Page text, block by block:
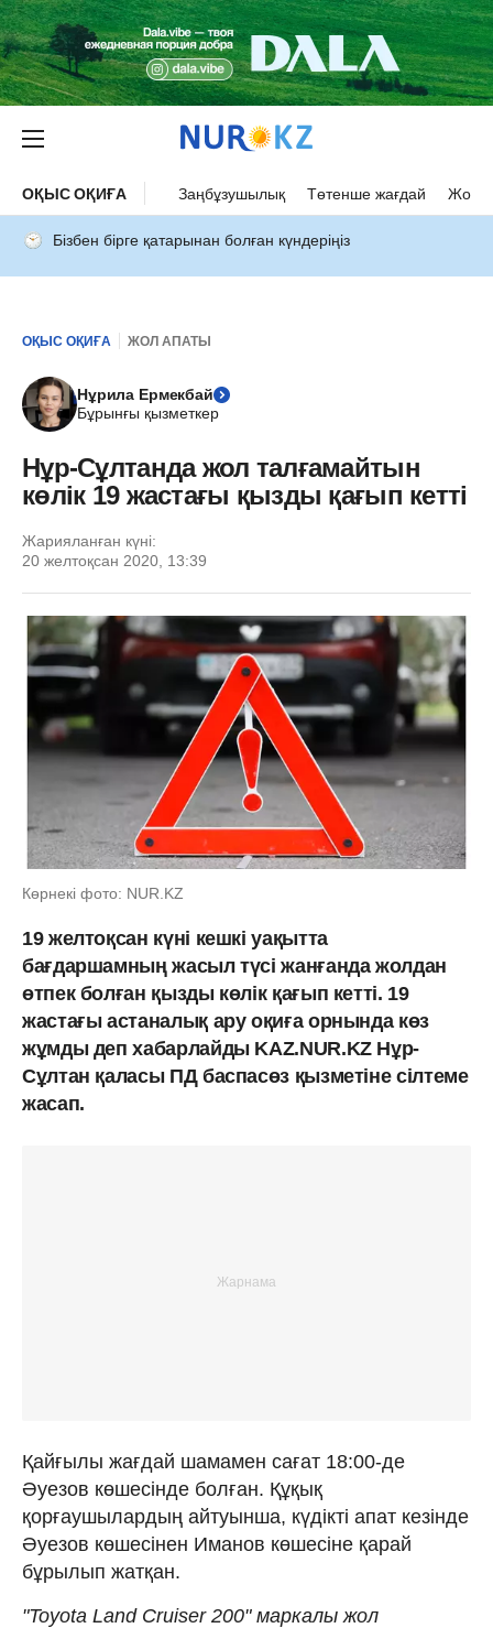
ОҚЫС ОҚИҒА Заңбұзушылық Төтенше жағдай Жол
Бізбен бірге қатарынан болған күндеріңіз
ОҚЫС ОҚИҒА ЖОЛ АПАТЫ
Нұрила Ермекбай
Бұрынғы қызметкер
Нұр-Сұлтанда жол талғамайтын
көлік 19 жастағы қызды қағып кетті
Жарияланған күні:
20 желтоқсан 2020, 13:39
Көрнекі фото: NUR.KZ
19 желтоқсан күні кешкі уақытта
бағдаршамның жасыл түсі жанғанда жолдан
өтпек болған қызды көлік қағып кетті. 19
жастағы астаналық ару оқиға орнында көз
жұмды деп хабарлайды KAZ.NUR.KZ Нұр-
Сұлтан қаласы ПД баспасөз қызметіне сілтеме
жасап.
Қайғылы жағдай шамамен сағат 18:00-де
Әуезов көшесінде болған. Құқық
қорғаушылардың айтуынша, күдікті апат кезінде
Әуезов көшесінен Иманов көшесіне қарай
бұрылып жатқан.
"Toyota Land Cruiser 200" маркалы жол